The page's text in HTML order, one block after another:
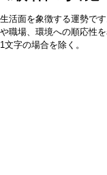
生活面を象徴する運勢で
や職場、環境への順応性
1文字の場合を除く。